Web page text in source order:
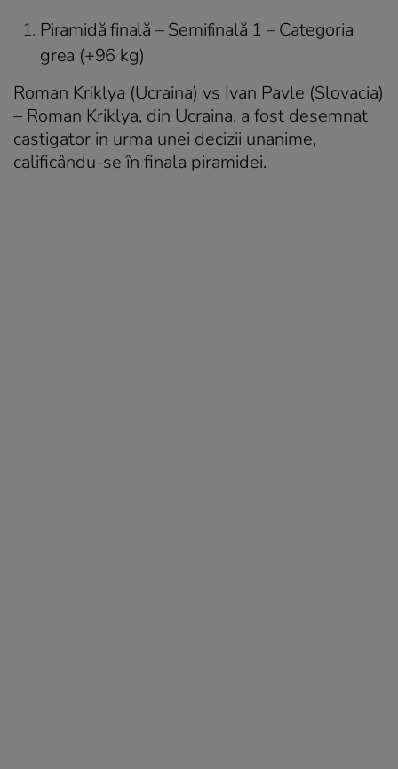
Piramidă finală – Semifinală 1 – Categoria
grea (+96 kg)
Roman Kriklya (Ucraina) vs Ivan Pavle (Slovacia)
– Roman Kriklya, din Ucraina, a fost desemnat
castigator in urma unei decizii unanime,
calificându-se în finala piramidei.